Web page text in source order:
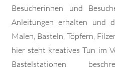
Besucherinnen und
Anleitungen erhalten und
Malen, Basteln, Töpfern,
hier steht kreatives Tun im
Bastelstationen